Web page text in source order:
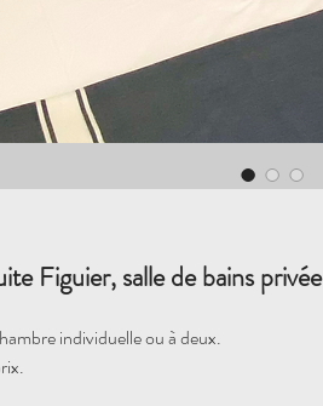
Figuier, salle de bains privée
individuelle ou à deux.